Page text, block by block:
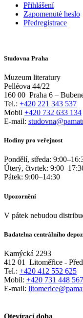
Přihlášení
Zapomenuté heslo
Předregistrace
Studovna Praha
Muzeum literatury
Pelléova 44/22
160 00 Praha 6 –
Tel.: +420 221 343 537
Mobil +420 732 633 134
E-mail:
Hodiny pro veřejnost
Pondělí, středa: 9:00–
Úterý, čtvrtek: 9:00–
Pátek: 9:00–14:30
Upozornění
V pátek nebudou
Badatelna centrálního
Kamýcká 2293
412 01
Litoměřice -
Tel.: +420 412 552 625
Mobil: +420 731 448 567
E-mail: